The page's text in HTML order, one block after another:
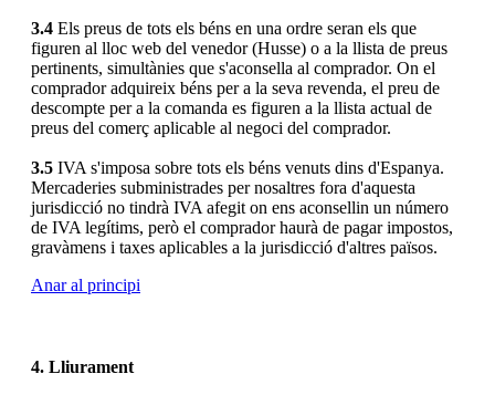
3.4 Els preus de tots els béns en una ordre seran els que
figuren al lloc web del venedor (Husse) o a la llista de preus
pertinents, simultànies que s'aconsella al comprador. On el
comprador adquireix béns per a la seva revenda, el preu de
descompte per a la comanda es figuren a la llista actual de
preus del comerç aplicable al negoci del comprador.
3.5 IVA s'imposa sobre tots els béns venuts dins d'Espanya.
Mercaderies subministrades per nosaltres fora d'aquesta
jurisdicció no tindrà IVA afegit on ens aconsellin un número
de IVA legítims, però el comprador haurà de pagar impostos,
gravàmens i taxes aplicables a la jurisdicció d'altres països.
Anar al principi
4. Lliurament